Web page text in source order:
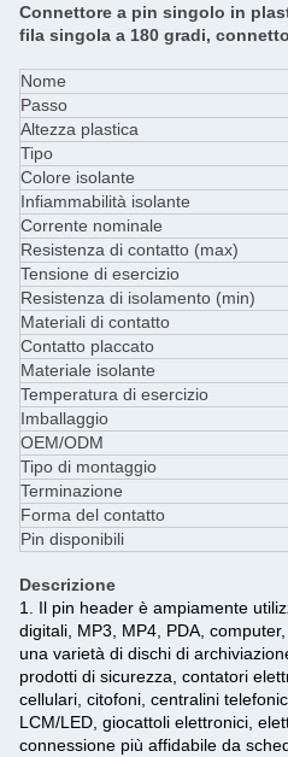
Connettore a pin singolo in
fila singola a 180 gradi,
Nome
Passo
Altezza plastica
Tipo
Colore isolante
Infiammabilità isolante
Corrente nominale
Resistenza di contatto (max)
Tensione di esercizio
Resistenza di isolamento (min)
Materiali di contatto
Contatto placcato
Materiale isolante
Temperatura di esercizio
Imballaggio
OEM/ODM
Tipo di montaggio
Terminazione
Forma del contatto
Pin disponibili
Descrizione
1. Il pin header è ampiamente
digitali, MP3, MP4, PDA,
una varietà di dischi di
prodotti di sicurezza, contatori
cellulari, citofoni, centralini
LCM/LED, giocattoli elettronici,
connessione più affidabile da